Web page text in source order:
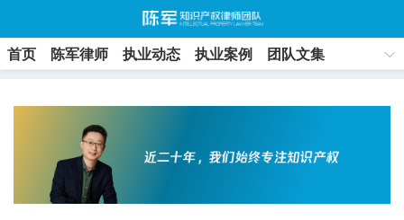
首页 陈军律师 执业动态 执业案例
团队文集